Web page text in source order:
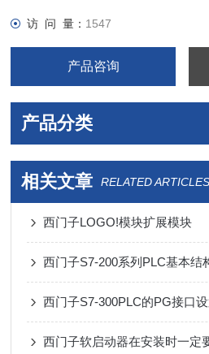
访 问 量： 1547
产品咨询
产品分类
相关文章 RELATED ARTICLES
西门子LOGO!模块扩展模块
西门子S7-200系列PLC基本结
西门子S7-300PLC的PG接口
西门子软启动器在安装时一定